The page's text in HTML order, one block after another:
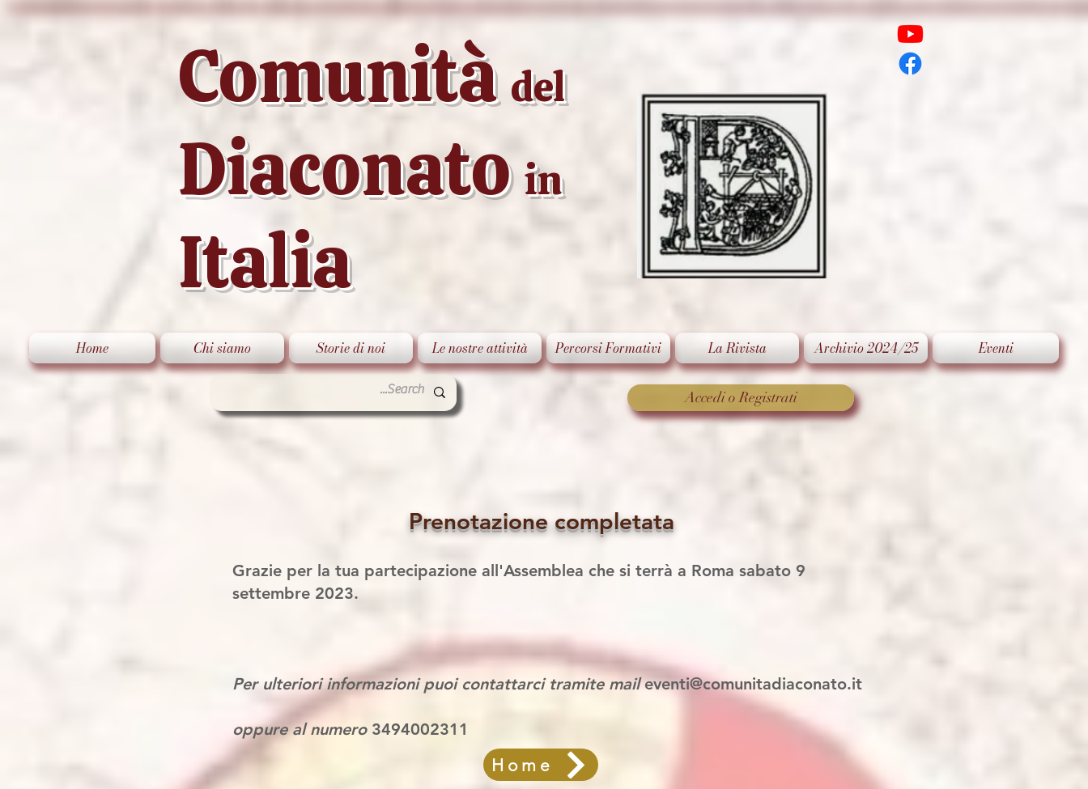
Comunità del
Diaconatoin
Italia
Home Chi siamo Storie di noi Le nostre attività Percorsi Formativi La Rivista Archivio 2024/25 Eventi
Accedi o Registrati
Prenotazione completata
Grazie per la tua partecipazione all'Assemblea che si terrà a Roma sabato 9
settembre 2023.
Per ulteriori informazioni puoi contattarci tramite maileventi@comunitadiaconato.it
oppure al numero 3494002311
Home